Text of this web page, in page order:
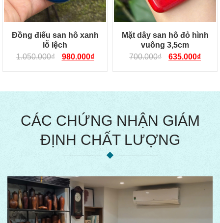
Đồng điếu san hô xanh
lỗ lệch
1.050.000₫ 980.000₫
Mặt dây san hô đỏ hình
vuông 3,5cm
700.000₫ 635.000₫
CÁC CHỨNG NHẬN GIÁM
ĐỊNH CHẤT LƯỢNG